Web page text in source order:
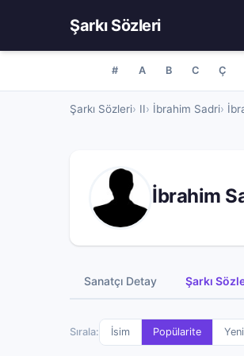
Şarkı Sözleri
# A B C Ç
Şarkı Sözleri II İbrahim Sadri
İbrahim
Sanatçı Detay Şarkı
Sırala: İsim Popülarite Yeni